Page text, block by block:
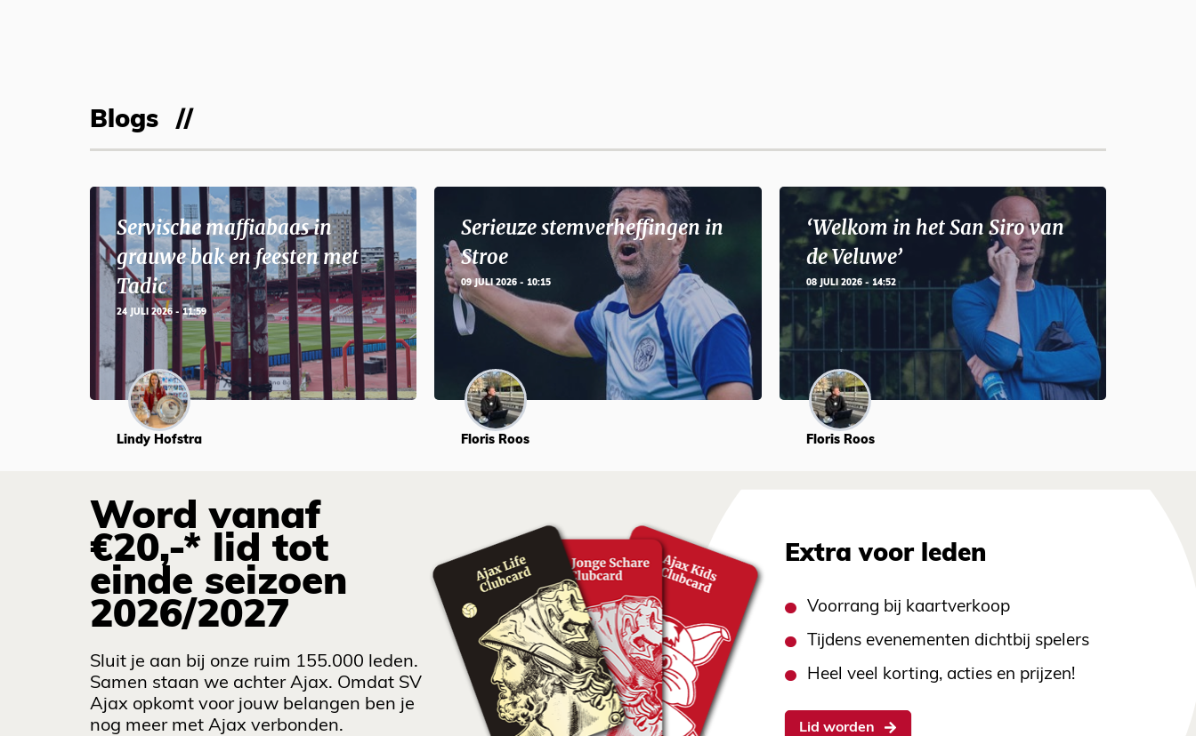
Blogs
Servische maffiabaas in
grauwe bak en feesten met
Tadic
24 JULI 2026 - 11:59
Lindy Hofstra
Serieuze stemverheffingen in
Stroe
09 JULI 2026 - 10:15
Floris Roos
‘Welkom in het San Siro van
de Veluwe’
08 JULI 2026 - 14:52
Floris Roos
Word vanaf
€20,-* lid tot
einde seizoen
2026/2027
Sluit je aan bij onze ruim 155.000 leden.
Samen staan we achter Ajax. Omdat SV
Ajax opkomt voor jouw belangen ben je
nog meer met Ajax verbonden.
Extra voor leden
Voorrang bij kaartverkoop
Tijdens evenementen dichtbij spelers
Heel veel korting, acties en prijzen!
Lid worden